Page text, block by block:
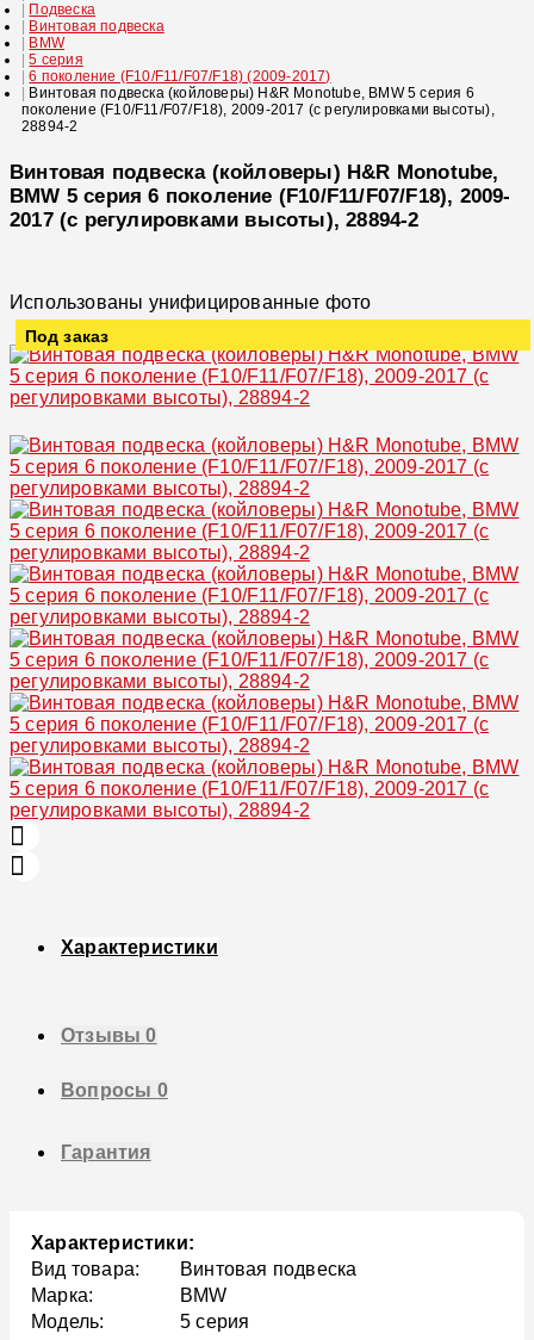
Подвеска
Винтовая подвеска
BMW
5 серия
6 поколение (F10/F11/F07/F18) (2009-2017)
Винтовая подвеска (койловеры) H&R Monotube, BMW 5 серия 6
поколение (F10/F11/F07/F18), 2009-2017 (с регулировками высоты),
28894-2
Винтовая подвеска (койловеры) H&R Monotube,
BMW 5 серия 6 поколение (F10/F11/F07/F18), 2009-
2017 (с регулировками высоты), 28894-2
Использованы унифицированные фото
Под заказ
Характеристики
Отзывы0
Вопросы 0
Гарантия
Характеристики:
Вид товара:
Винтовая подвеска
Марка:
BMW
Модель:
5 серия